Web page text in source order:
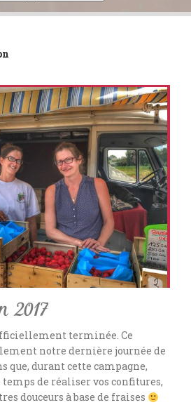
2017
terminée. Ce
notre dernière journée de
que, durant cette campagne,
temps de réaliser vos confitures,
douceurs à base de fraises